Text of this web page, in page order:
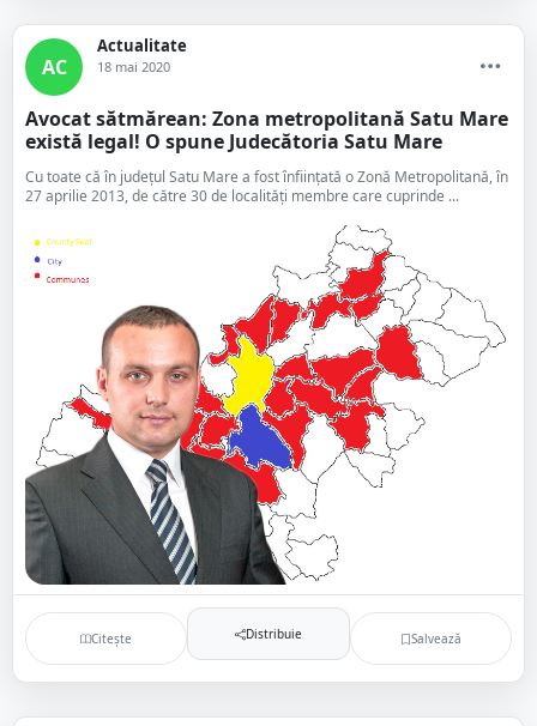
AC
Actualitate
18 mai 2020
Avocat sătmărean: Zona metropolitană Satu Mare
există legal! O spune Judecătoria Satu Mare
Cu toate că în județul Satu Mare a fost înființată o Zonă Metropolitană, în
27 aprilie 2013, de către 30 de localități membre care cuprinde ...
Citește Distribuie Salvează